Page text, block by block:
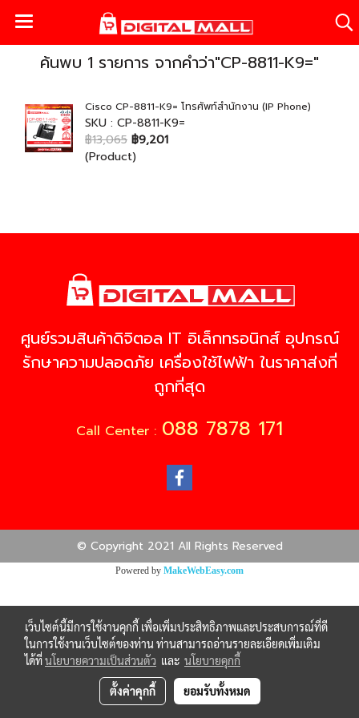
ค้นพบ 1 รายการ จากคำว่า"CP-8811-K9="
Cisco CP-8811-K9= โทรศัพท์สำนักงาน (IP Phone)
SKU : CP-8811-K9=
฿13,065 ฿9,201
(Product)
ศูนย์รวมสินค้าดิจิตอล IT อิเล็กทรอนิกส์ อุปกรณ์
รักษาความปลอดภัย เครื่องใช้ไฟฟ้า ในราคาส่งที่
ถูกที่สุด
Call Center : 088 7878 171
© Copyright 2021 All Rights Reserved
Powered by MakeWebEasy.com
เว็บไซต์นี้มีการใช้งานคุกกี้ เพื่อเพิ่มประสิทธิภาพและประสบการณ์ที่ดี
ในการใช้งานเว็บไซต์ของท่าน ท่านสามารถอ่านรายละเอียดเพิ่มเติม
ได้ที่นโยบายความเป็นส่วนตัว และ นโยบายคุกกี้
ตั้งค่าคุกกี้ ยอมรับทั้งหมด